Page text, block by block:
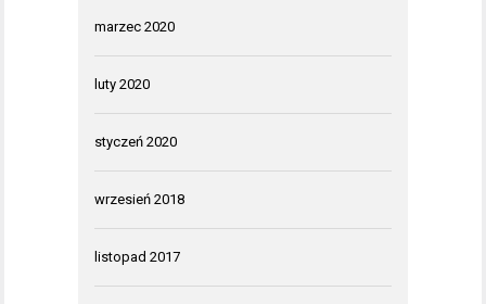
marzec 2020
luty 2020
styczeń 2020
wrzesień 2018
listopad 2017